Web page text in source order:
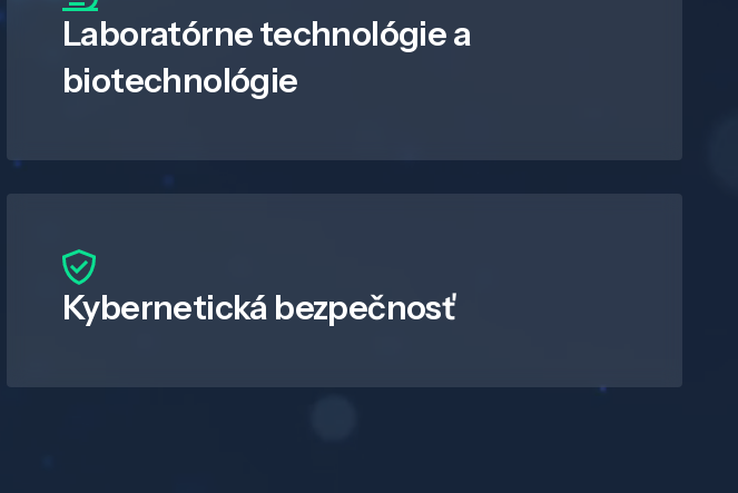
Laboratórne technológie a
biotechnológie
Kybernetická bezpečnosť